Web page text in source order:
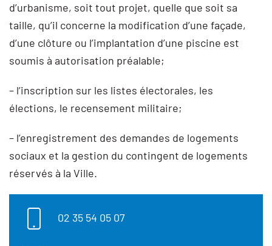
d’urbanisme, soit tout projet, quelle que soit sa
taille, qu’il concerne la modification d’une façade,
d’une clôture ou l’implantation d’une piscine est
soumis à autorisation préalable;
– l’inscription sur les listes électorales, les
élections, le recensement militaire;
– l’enregistrement des demandes de logements
sociaux et la gestion du contingent de logements
réservés à la Ville.
02 35 54 05 07